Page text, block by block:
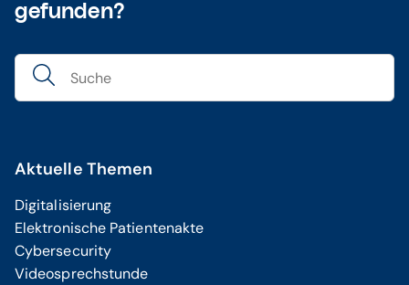
gefunden?
Aktuelle Themen
Digitalisierung
Elektronische Patientenakte
Cybersecurity
Videosprechstunde